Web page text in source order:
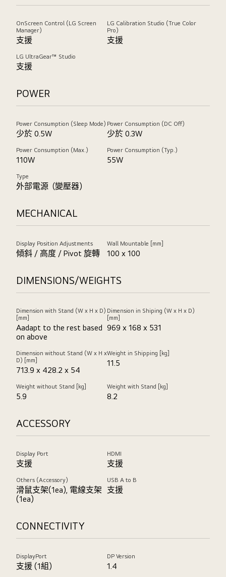
OnScreen Control (LG Screen
Manager)
支援
LG Calibration Studio (True Color
Pro)
支援
LG UltraGear™ Studio
支援
POWER
Power Consumption (Sleep Mode)
少於 0.5W
Power Consumption (DC Off)
少於 0.3W
Power Consumption (Max.)
110W
Power Consumption (Typ.)
55W
Type
外部電源（變壓器)
MECHANICAL
Display Position Adjustments
傾斜 / 高度 / Pivot 旋轉
Wall Mountable [mm]
100 x 100
DIMENSIONS/WEIGHTS
Dimension with Stand (W x H x D)
[mm]
Aadapt to the rest based
on above
Dimension in Shiping (W x H x D)
[mm]
969 x 168 x 531
Dimension without Stand (W x H x
D) [mm]
713.9 x 428.2 x 54
Weight in Shipping [kg]
11.5
Weight without Stand [kg]
5.9
Weight with Stand [kg]
8.2
ACCESSORY
Display Port
支援
HDMI
支援
Others (Accessory)
滑鼠支架(1ea), 電線支架
(1ea)
USB A to B
支援
CONNECTIVITY
DisplayPort
支援 (1組)
DP Version
1.4